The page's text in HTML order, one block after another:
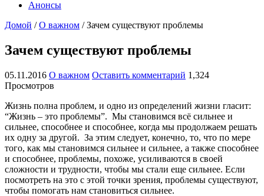
Анонсы
Домой / О важном / Зачем существуют проблемы
Зачем существуют проблемы
05.11.2016 О важном Оставить комментарий 1,324
Просмотров
Жизнь полна проблем, и одно из определений жизни гласит:
“Жизнь – это проблемы”. Мы становимся всё сильнее и
сильнее, способнее и способнее, когда мы продолжаем решать
их одну за другой. За этим следует, конечно, то, что по мере
того, как мы становимся сильнее и сильнее, а также способнее
и способнее, проблемы, похоже, усиливаются в своей
сложности и трудности, чтобы мы стали еще сильнее. Если
посмотреть на это с этой точки зрения, проблемы существуют,
чтобы помогать нам становиться сильнее.